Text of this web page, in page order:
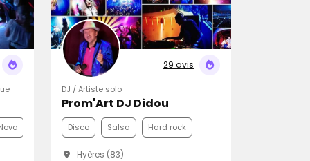
29 avis
DJ / Artiste solo
Prom'Art DJ Didou
Disco Salsa Hard rock
Hyères (83)